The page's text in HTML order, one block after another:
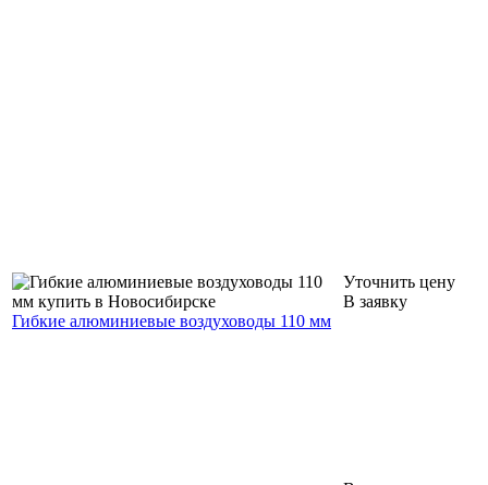
Гибкие алюминиевые воздуховоды 110 мм
Уточнить цену
В заявку